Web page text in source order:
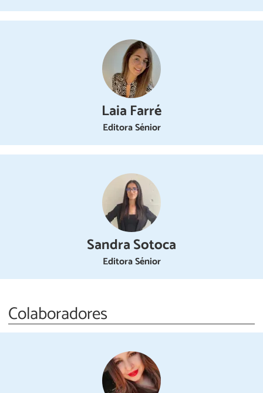
Laia Farré
Editora Sénior
Sandra Sotoca
Editora Sénior
Colaboradores